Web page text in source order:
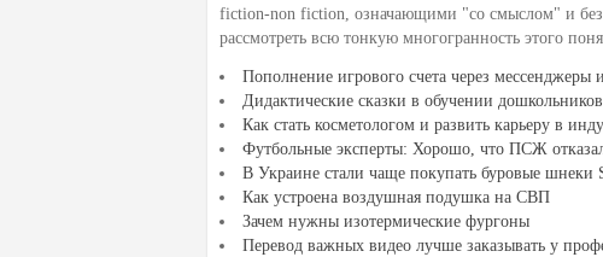
fiction-non fiction, означающими "со смыслом" и без
рассмотреть всю тонкую многогранность этого
Пополнение игрового счета через мессенджеры
Дидактические сказки в обучении дошкольников
Как стать косметологом и развить карьеру в
Футбольные эксперты: Хорошо, что ПСЖ
В Украине стали чаще покупать буровые шнеки
Как устроена воздушная подушка на СВП
Зачем нужны изотермические фургоны
Перевод важных видео лучше заказывать у